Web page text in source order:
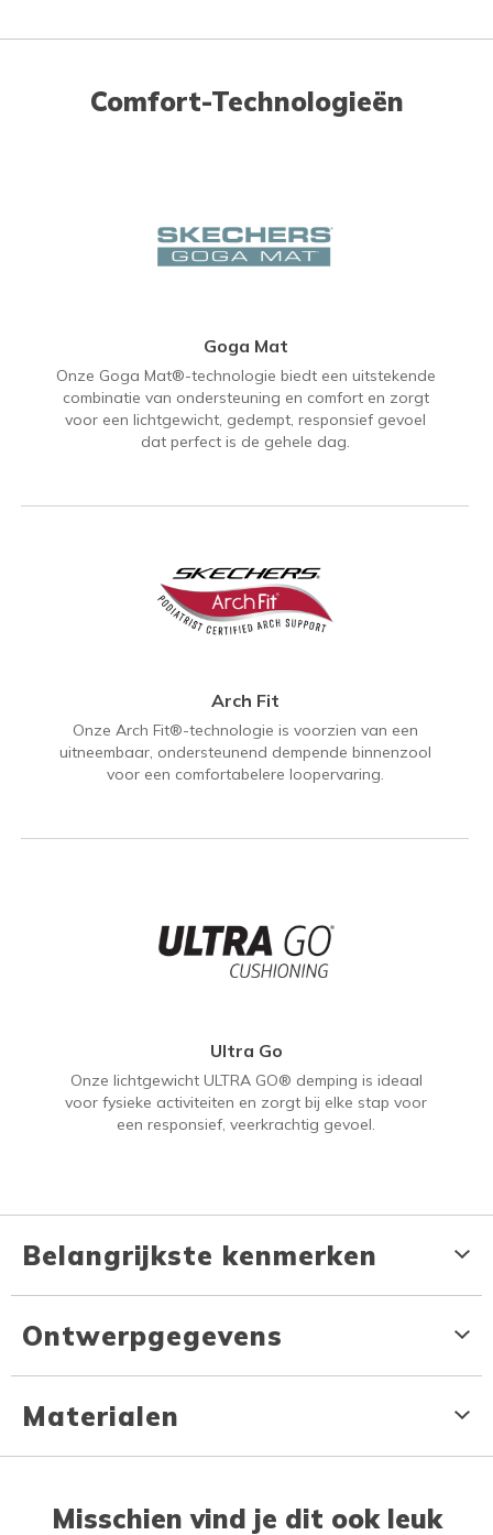
Comfort-Technologieën
Goga Mat
Onze Goga Mat®-technologie biedt een uitstekende
combinatie van ondersteuning en comfort en zorgt
voor een lichtgewicht, gedempt, responsief gevoel
dat perfect is de gehele dag.
Arch Fit
Onze Arch Fit®-technologie is voorzien van een
uitneembaar, ondersteunend dempende binnenzool
voor een comfortabelere loopervaring.
Ultra Go
Onze lichtgewicht ULTRA GO® demping is ideaal
voor fysieke activiteiten en zorgt bij elke stap voor
een responsief, veerkrachtig gevoel.
Belangrijkste kenmerken
Ontwerpgegevens
Materialen
Misschien vind je dit ook leuk